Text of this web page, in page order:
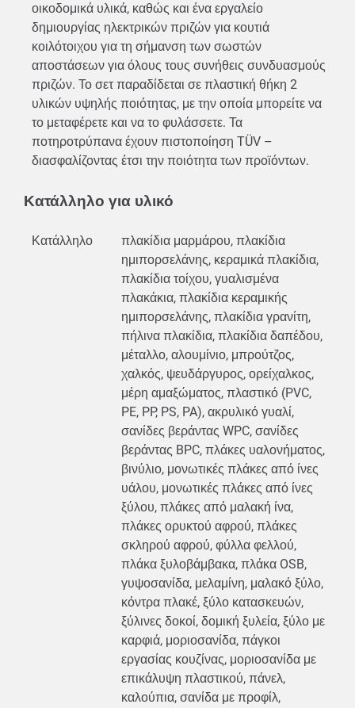
οικοδομικά υλικά, καθώς και ένα εργαλείο
δημιουργίας ηλεκτρικών πριζών για κουτιά
κοιλότοιχου για τη σήμανση των σωστών
αποστάσεων για όλους τους συνήθεις συνδυασμούς
πριζών. Το σετ παραδίδεται σε πλαστική θήκη 2
υλικών υψηλής ποιότητας, με την οποία μπορείτε να
το μεταφέρετε και να το φυλάσσετε. Τα
ποτηροτρύπανα έχουν πιστοποίηση TÜV –
διασφαλίζοντας έτσι την ποιότητα των προϊόντων.
Κατάλληλο για υλικό
Κατάλληλο
πλακίδια μαρμάρου, πλακίδια
ημιπορσελάνης, κεραμικά πλακίδια,
πλακίδια τοίχου, γυαλισμένα
πλακάκια, πλακίδια κεραμικής
ημιπορσελάνης, πλακίδια γρανίτη,
πήλινα πλακίδια, πλακίδια δαπέδου,
μέταλλο, αλουμίνιο, μπρούτζος,
χαλκός, ψευδάργυρος, ορείχαλκος,
μέρη αμαξώματος, πλαστικό (PVC,
PE, PP, PS, PA), ακρυλικό γυαλί,
σανίδες βεράντας WPC, σανίδες
βεράντας BPC, πλάκες υαλονήματος,
βινύλιο, μονωτικές πλάκες από ίνες
υάλου, μονωτικές πλάκες από ίνες
ξύλου, πλάκες από μαλακή ίνα,
πλάκες ορυκτού αφρού, πλάκες
σκληρού αφρού, φύλλα φελλού,
πλάκα ξυλοβάμβακα, πλάκα OSB,
γυψοσανίδα, μελαμίνη, μαλακό ξύλο,
κόντρα πλακέ, ξύλο κατασκευών,
ξύλινες δοκοί, δομική ξυλεία, ξύλο με
καρφιά, μοριοσανίδα, πάγκοι
εργασίας κουζίνας, μοριοσανίδα με
επικάλυψη πλαστικού, πάνελ,
καλούπια, σανίδα με προφίλ,